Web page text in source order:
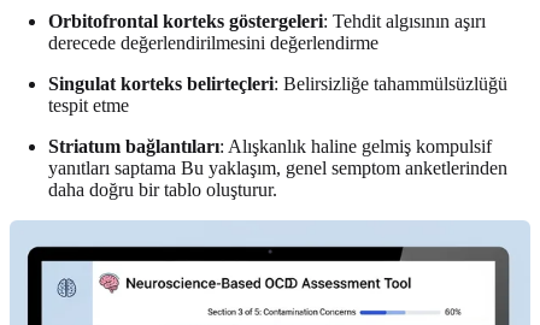
Orbitofrontal korteks göstergeleri: Tehdit algısının aşırı
derecede değerlendirilmesini değerlendirme
Singulat korteks belirteçleri: Belirsizliğe tahammülsüzlüğü
tespit etme
Striatum bağlantıları: Alışkanlık haline gelmiş kompulsif
yanıtları saptama Bu yaklaşım, genel semptom anketlerinden
daha doğru bir tablo oluşturur.